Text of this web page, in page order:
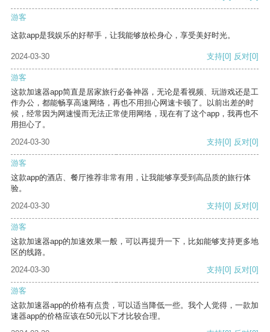
游客
这款app是我娱乐的好帮手，让我能够放松身心，享受美好时光。
2024-03-30 支持[0] 反对[0]
游客
这款加速器app简直是居家旅行必备神器，无论是看视频、玩游戏还是工
作办公，都能畅享高速网络，再也不用担心网速卡顿了。以前出差的时
候，经常因为网速慢而无法正常使用网络，现在有了这个app，我再也不
用担心了。
2024-03-30
支持[0] 反对[0]
游客
这款app的酒店、餐厅推荐非常有用，让我能够享受到高品质的旅行体
验。
2024-03-30
支持[0] 反对[0]
游客
这款加速器app的加速效果一般，可以再提升一下，比如能够支持更多地
区的线路。
2024-03-30
支持[0] 反对[0]
游客
这款加速器app的价格有点贵，可以适当降低一些。我个人觉得，一款加
速器app的价格应该在50元以下才比较合理。